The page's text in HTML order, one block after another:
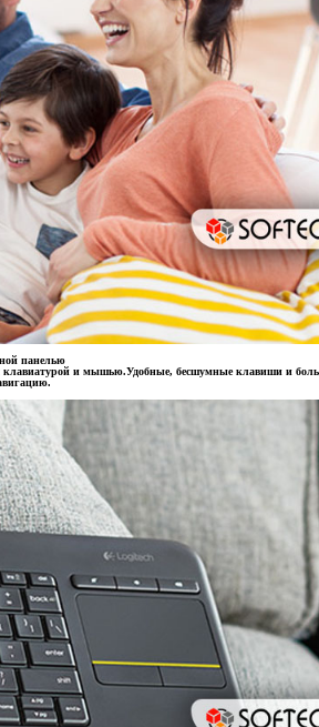
панелью
клавиатурой и мышью.Удобные, бесшумные клавиши и